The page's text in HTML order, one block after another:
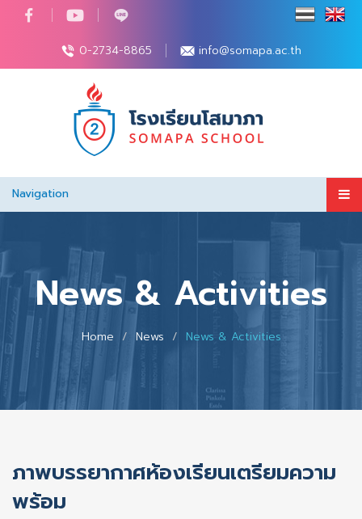
0-2734-8865 info@somapa.ac.th
Navigation
News & Activities
Home News News & Activities
ภาพบรรยากาศห้องเรียนเตรียมความ
พร้อม